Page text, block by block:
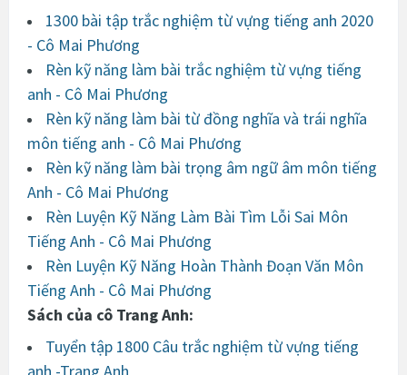
1300 bài tập trắc nghiệm từ vựng tiếng anh 2020
- Cô Mai Phương
Rèn kỹ năng làm bài trắc nghiệm từ vựng tiếng
anh - Cô Mai Phương
Rèn kỹ năng làm bài từ đồng nghĩa và trái nghĩa
môn tiếng anh - Cô Mai Phương
Rèn kỹ năng làm bài trọng âm ngữ âm môn tiếng
Anh - Cô Mai Phương
Rèn Luyện Kỹ Năng Làm Bài Tìm Lỗi Sai Môn
Tiếng Anh - Cô Mai Phương
Rèn Luyện Kỹ Năng Hoàn Thành Đoạn Văn Môn
Tiếng Anh - Cô Mai Phương
Sách của cô Trang Anh:
Tuyển tập 1800 Câu trắc nghiệm từ vựng tiếng
anh -Trang Anh